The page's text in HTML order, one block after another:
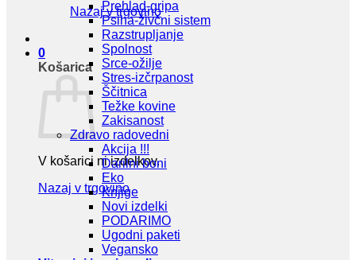
Nazaj v trgovino
0
Košarica
V košarici ni izdelkov.
Nazaj v trgovino
Prehlad-gripa
Psiha-živčni sistem
Razstrupljanje
Spolnost
Srce-ožilje
Stres-izčrpanost
Ščitnica
Težke kovine
Zakisanost
Zdravo radovedni
Akcija !!!
Darilni boni
Eko
Knjige
Novi izdelki
PODARIMO
Ugodni paketi
Vegansko